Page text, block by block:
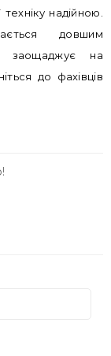
надійною.
довшим
заощаджує на
до фахівців